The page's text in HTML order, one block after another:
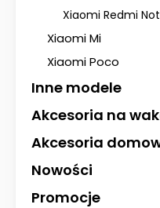
Xiaomi Redmi
Xiaomi Mi
Xiaomi Poco
Inne modele
Akcesoria na
Akcesoria
Nowości
Promocje